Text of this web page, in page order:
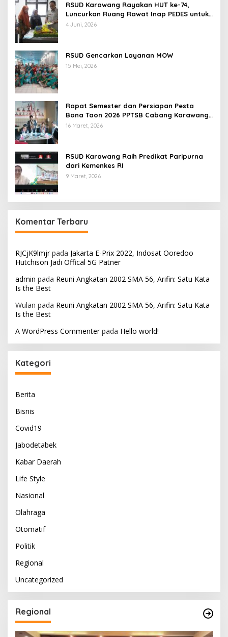
RSUD Karawang Rayakan HUT ke-74,
Luncurkan Ruang Rawat Inap PEDES untuk
Tingkatkan Pelayanan Kesehatan
4 Juni, 2026
RSUD Gencarkan Layanan MOW
15 Mei, 2026
Rapat Semester dan Persiapan Pesta
Bona Taon 2026 PPTSB Cabang Karawang
Digelar
16 Maret, 2026
RSUD Karawang Raih Predikat Paripurna
dari Kemenkes RI
9 Maret, 2026
Komentar Terbaru
RJCjK9lmjrpada Jakarta E-Prix 2022, Indosat Ooredoo
Hutchison Jadi Offical 5G Patner
admin pada Reuni Angkatan 2002 SMA 56, Arifin: Satu Kata
Is the Best
Wulan pada Reuni Angkatan 2002 SMA 56, Arifin: Satu Kata
Is the Best
A WordPress Commenterpada Hello world!
Kategori
Berita
Bisnis
Covid19
Jabodetabek
Kabar Daerah
Life Style
Nasional
Olahraga
Otomatif
Politik
Regional
Uncategorized
Regional